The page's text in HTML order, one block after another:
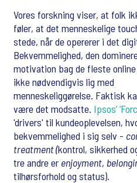
Vores forskning viser, at folk
føler, at det menneskelige
stede, når de opererer i det
Bekvemmelighed, den
motivation bag de fleste
ikke nødvendigvis lig med
menneskeliggørelse. Faktisk
være det modsatte. Ipsos’
'drivers' til kundeoplevelsen,
bekvemmelighed i sig selv -
treatment (kontrol, sikkerhed
tre andre er enjoyment,
tilhørsforhold og status).